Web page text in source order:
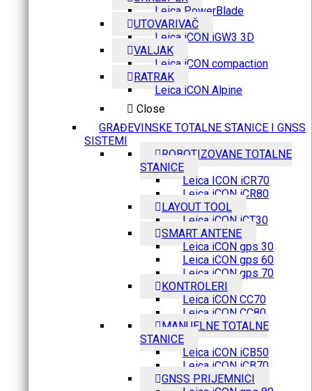
Leica PowerBlade
UTOVARIVAČ
Leica iCON iGW3 3D
VALJAK
Leica iCON compaction
RATRAK
Leica iCON Alpine
Close
GRAĐEVINSKE TOTALNE STANICE I GNSS
SISTEMI
ROBOTIZOVANE TOTALNE
STANICE
Leica ICON iCR70
Leica iCON iCR80
LAYOUT TOOL
Leica iCON iCT30
SMART ANTENE
Leica iCON gps 30
Leica iCON gps 60
Leica iCON gps 70
KONTROLERI
Leica iCON CC70
Leica iCON CC80
MANUELNE TOTALNE
STANICE
Leica iCON iCB50
Leica iCON iCB70
GNSS PRIJEMNICI